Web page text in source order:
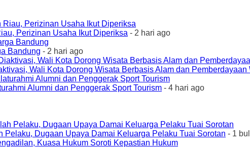
Perizinan Usaha Ikut Diperiksa - 2 hari ago
Bandung - 2 hari ago
Wali Kota Dorong Wisata Berbasis Alam dan Pemberdayaan
Alumni dan Penggerak Sport Tourism - 4 hari ago
Dugaan Upaya Damai Keluarga Pelaku Tuai Sorotan - 1